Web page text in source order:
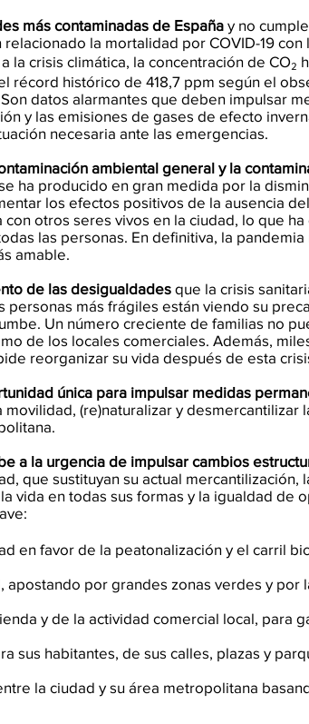
más contaminadas de España y no
la mortalidad por COVID-19
la crisis climática, la concentración de CO₂
récord histórico de 418,7 ppm según el
Son datos alarmantes que deben impulsar
y las emisiones de gases de efecto
necesaria ante las emergencias.
ambiental general y la
ha producido en gran medida por la
los efectos positivos de la ausencia
otros seres vivos en la ciudad, lo que
las personas. En definitiva, la
amable.
de las desigualdades que la crisis
personas más frágiles están viendo su
Un número creciente de familias no
de los locales comerciales. Además,
reorganizar su vida después de esta
única para impulsar medidas
(re)naturalizar y desmercantilizar
a la urgencia de impulsar cambios
que sustituyan su actual mercantilización,
vida en todas sus formas y la igualdad de
en favor de la peatonalización y el carril
apostando por grandes zonas verdes y por
y de la actividad comercial local, para
sus habitantes, de sus calles, plazas y
la ciudad y su área metropolitana